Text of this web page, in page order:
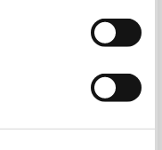
Frank - Indrazniti. Citiri
Pret:27,00Lei 21,60 Lei